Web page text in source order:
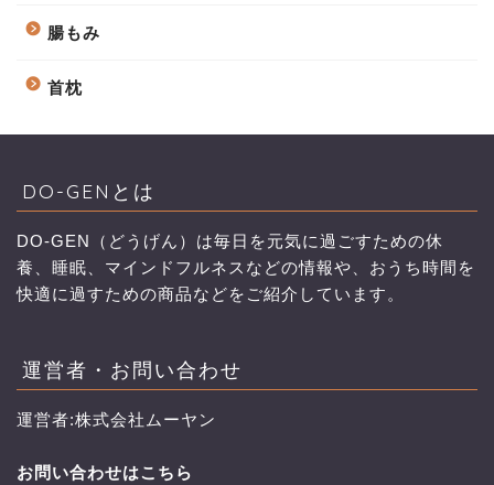
腸もみ
首枕
DO-GENとは
DO-GEN（どうげん）は毎日を元気に過ごすための休
養、睡眠、マインドフルネスなどの情報や、おうち時間を
快適に過すための商品などをご紹介しています。
運営者・お問い合わせ
運営者:株式会社ムーヤン
お問い合わせはこちら